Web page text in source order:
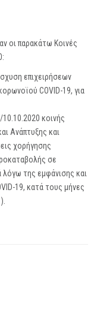
οι παρακάτω Κοινές
επιχειρήσεων
COVID-19, για
κοινής
Ανάπτυξης και
χορήγησης
σε
λόγω της εμφάνισης και
19, κατά τους μήνες